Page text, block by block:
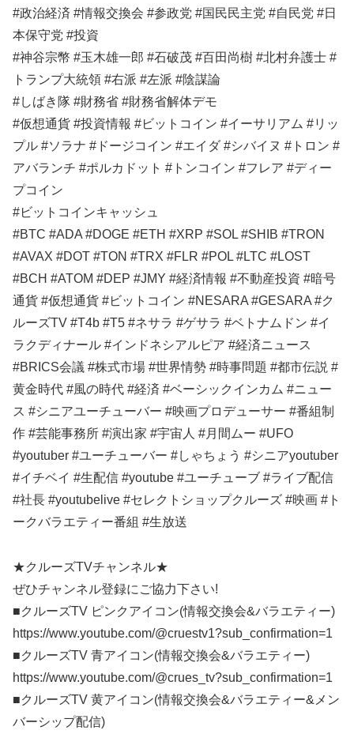
#政治経済 #情報交換会 #参政党 #国民民主党 #自民党 #日
本保守党 #投資
#神谷宗幣 #玉木雄一郎 #石破茂 #百田尚樹 #北村弁護士 #
トランプ大統領 #右派 #左派 #陰謀論
#しばき隊 #財務省 #財務省解体デモ
#仮想通貨 #投資情報 #ビットコイン #イーサリアム #リッ
プル #ソラナ #ドージコイン #エイダ #シバイヌ #トロン #
アバランチ #ポルカドット #トンコイン #フレア #ディー
プコイン
#ビットコインキャッシュ
#BTC #ADA #DOGE #ETH #XRP #SOL #SHIB #TRON
#AVAX #DOT #TON #TRX #FLR #POL #LTC #LOST
#BCH #ATOM #DEP #JMY #経済情報 #不動産投資 #暗号
通貨 #仮想通貨 #ビットコイン #NESARA #GESARA #ク
ルーズTV #T4b #T5 #ネサラ #ゲサラ #ベトナムドン #イ
ラクディナール #インドネシアルピア #経済ニュース
#BRICS会議 #株式市場 #世界情勢 #時事問題 #都市伝説 #
黄金時代 #風の時代 #経済 #ベーシックインカム #ニュー
ス #シニアユーチューバー #映画プロデューサー #番組制
作 #芸能事務所 #演出家 #宇宙人 #月間ムー #UFO
#youtuber #ユーチューバー #しゃちょう #シニアyoutuber
#イチベイ #生配信 #youtube #ユーチューブ #ライブ配信
#社長 #youtubelive #セレクトショップクルーズ #映画 #ト
ークバラエティー番組 #生放送
★クルーズTVチャンネル★
ぜひチャンネル登録にご協力下さい!
■クルーズTV ピンクアイコン(情報交換会&バラエティー)
https://www.youtube.com/@cruestv1?sub_confirmation=1
■クルーズTV 青アイコン(情報交換会&バラエティー)
https://www.youtube.com/@crues_tv?sub_confirmation=1
■クルーズTV 黄アイコン(情報交換会&バラエティー&メン
バーシップ配信)